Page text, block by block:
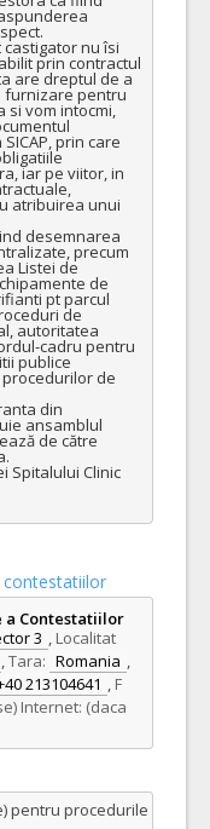
nu îsi
prin contractul
are dreptul de a
furnizare pentru
si vom intocmi,
prin care
iar pe viitor, in
atribuirea unui
desemnarea
precum
Listei de
de
pt parcul
de
autoritatea
cadru pentru
publice
de
din
ansamblul
de către
Spitalului Clinic
contestatiilor
a Contestatiilor
3 , Localitat
,Tara: Romania ,
213104641 , F
Internet: (daca
pentru procedurile